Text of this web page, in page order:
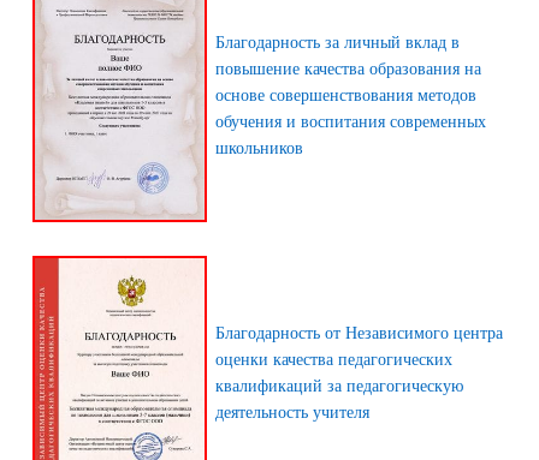
Благодарность за личный вклад в
повышение качества образования на
основе совершенствования методов
обучения и воспитания современных
школьников
Благодарность от Независимого центра
оценки качества педагогических
квалификаций за педагогическую
деятельность учителя